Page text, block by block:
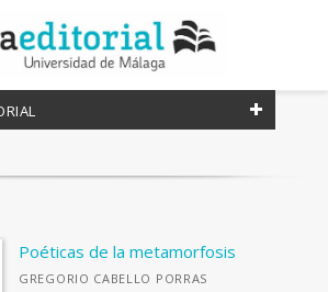
Poéticas de la metamorfosis
GREGORIO CABELLO PORRAS